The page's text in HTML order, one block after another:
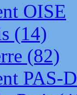
OISE
(14)
(82)
PAS-